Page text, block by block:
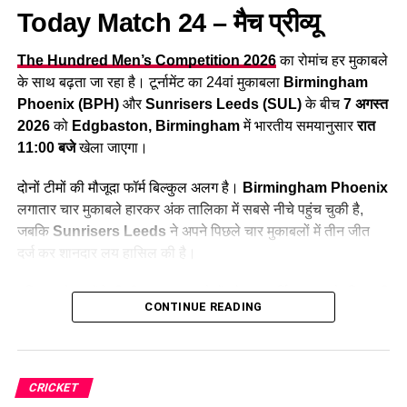
हार्दिक पांड्या
शिवम दुबे
रिंकू सिंह
अक्षर पटेल / कुलदीप यादव
जसप्रीत बुमराह
अर्शदीप सिंह
वरुण चक्रवर्ती
रिंकू सिंह के टी20I करियर के35.8% रन
2024 में 180+ स्ट्राइक रेट, जबकि 2025 में संघर्ष। 2026 में
Today Match 24 – मैच प्रीव्यू
The Hundred Men’s Competition 2026का रोमांच हर मुकाबले
के साथ बढ़ता जा रहा है। टूर्नामेंट का 24वां मुकाबला Birmingham
Phoenix (BPH)औरSunrisers Leeds (SUL)के बीच 7 अगस्त
2026को Edgbaston, Birminghamमें भारतीय समयानुसाररात
11:00 बजेखेला जाएगा।
दोनों टीमों की मौजूदा फॉर्म बिल्कुल अलग है।
Birmingham Phoenix
लगातार चार मुकाबले हारकर अंक तालिका में सबसे नीचे पहुंच चुकी है,
जबकि Sunrisers Leeds ने अपने पिछले चार मुकाबलों में तीन जीत
यदि आप बेस्ट फैंटेसी टीम बनाना चाहते हैं, तो यह आर्टिकल आपके लिए पूरी
जानकारी लेकर आया है। यहां आपको मैच डिटेल्स, संभावित प्लेइंग-11,
CONTINUE READING
CRICKET